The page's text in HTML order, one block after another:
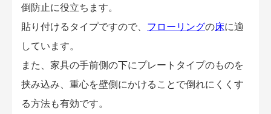
倒防止に役立ちます。
貼り付けるタイプですので、 フローリングの床に適
しています。
また、家具の手前側の下にプレートタイプのものを
挟み込み、重心を壁側にかけることで倒れにくくす
る方法も有効です。